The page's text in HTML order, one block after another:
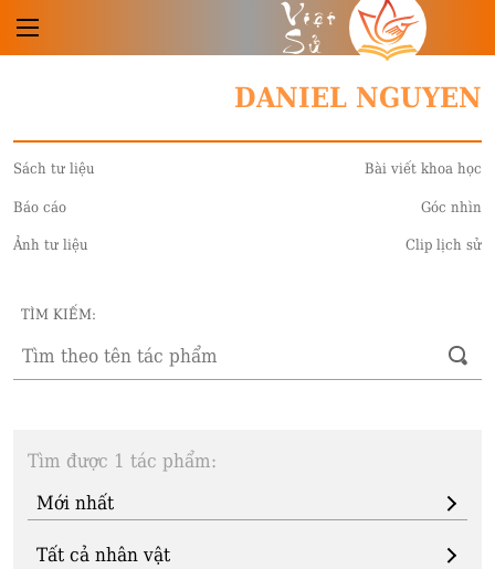
Việt
Sử
DANIEL NGUYEN
Sách tư liệu Bài viết khoa học
Báo cáo Góc nhìn
Ảnh tư liệu Clip lịch sử
TÌM KIẾM:
Tìm được 1 tác phẩm: